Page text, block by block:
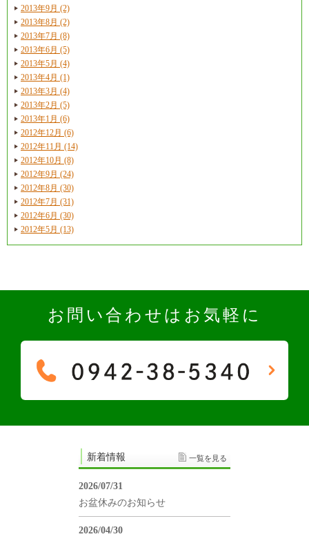
2013年9月 (2)
2013年8月 (2)
2013年7月 (8)
2013年6月 (5)
2013年5月 (4)
2013年4月 (1)
2013年3月 (4)
2013年2月 (5)
2013年1月 (6)
2012年12月 (6)
2012年11月 (14)
2012年10月 (8)
2012年9月 (24)
2012年8月 (30)
2012年7月 (31)
2012年6月 (30)
2012年5月 (13)
お問い合わせはお気軽に
新着情報 一覧を見る
2026/07/31
お盆休みのお知らせ
2026/04/30